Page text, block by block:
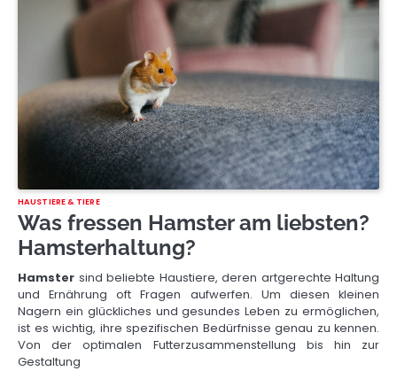
HAUSTIERE & TIERE
Was fressen Hamster am liebsten?
Hamsterhaltung?
Hamster sind beliebte Haustiere, deren artgerechte Haltung
und Ernährung oft Fragen aufwerfen. Um diesen kleinen
Nagern ein glückliches und gesundes Leben zu ermöglichen,
ist es wichtig, ihre spezifischen Bedürfnisse genau zu kennen.
Von der optimalen Futterzusammenstellung bis hin zur
Gestaltung